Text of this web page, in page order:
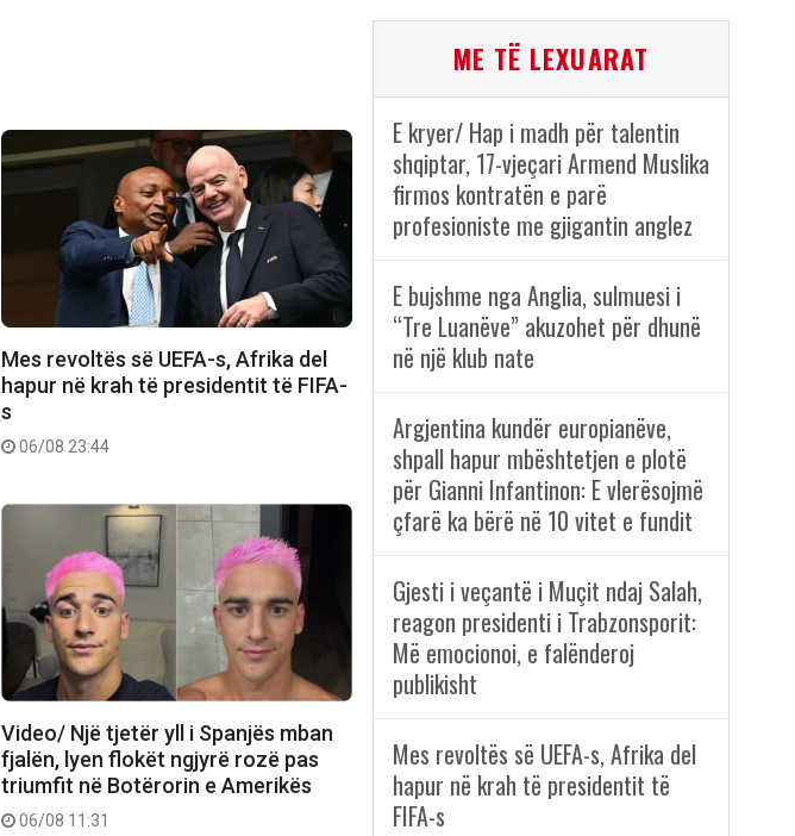
Mes revoltës së UEFA-s, Afrika del
hapur në krah të presidentit të FIFA-
s
06/08 23:44
Video/ Një tjetër yll i Spanjës mban
fjalën, lyen flokët ngjyrë rozë pas
triumfit në Botërorin e Amerikës
06/08 11:31
ME TË LEXUARAT
E kryer/ Hap i madh për talentin
shqiptar, 17-vjeçari Armend Muslika
firmos kontratën e parë
profesioniste me gjigantin anglez
E bujshme nga Anglia, sulmuesi i
“Tre Luanëve” akuzohet për dhunë
në një klub nate
Argjentina kundër europianëve,
shpall hapur mbështetjen e plotë
për Gianni Infantinon: E vlerësojmë
çfarë ka bërë në 10 vitet e fundit
Gjesti i veçantë i Muçit ndaj Salah,
reagon presidenti i Trabzonsporit:
Më emocionoi, e falënderoj
publikisht
Mes revoltës së UEFA-s, Afrika del
hapur në krah të presidentit të
FIFA-s